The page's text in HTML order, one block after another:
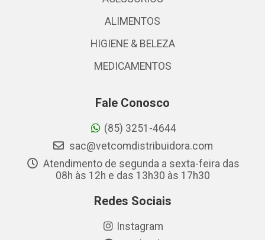
ALIMENTOS
HIGIENE & BELEZA
MEDICAMENTOS
Fale Conosco
(85) 3251-4644
sac@vetcomdistribuidora.com
Atendimento de segunda a sexta-feira das
08h às 12h e das 13h30 às 17h30
Redes Sociais
Instagram